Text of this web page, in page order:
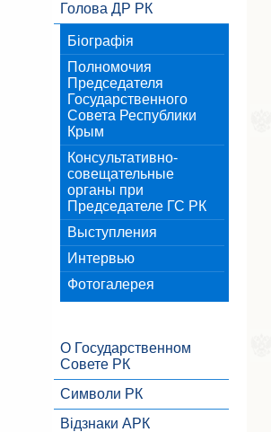
Голова ДР РК
Біографія
Полномочия
Председателя
Государственного
Совета Республики
Крым
Консультативно-
совещательные
органы при
Председателе ГС РК
Выступления
Интервью
Фотогалерея
О Государственном
Совете РК
Символи РК
Відзнаки АРК